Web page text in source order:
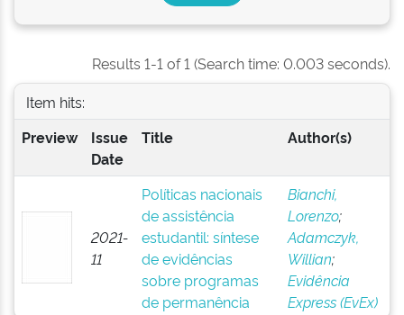
Results 1-1 of 1 (Search time: 0.003 seconds).
Item hits:
Preview
Issue
Date
Title Author(s)
2021-
11
Políticas nacionais
de assistência
estudantil: síntese
de evidências
sobre programas
de permanência
Bianchi,
Lorenzo;
Adamczyk,
Willian;
Evidência
Express (EvEx)